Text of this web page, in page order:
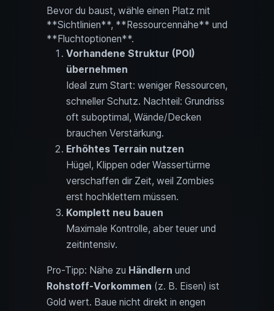
Bevor du baust, wähle einen Platz mit
**Sichtlinien**, **Ressourcennähe** und
**Fluchtoptionen**.
Vorhandene Struktur (POI)
übernehmen
Ideal zum Start: weniger Ressourcen,
schneller Schutz. Nachteil: Grundriss
oft suboptimal, Wände/Decken
brauchen Verstärkung.
Erhöhtes Terrain nutzen
Hügel, Klippen oder Wassertürme
verschaffen dir Zeit, weil Zombies
erst hochklettern müssen.
Komplett neu bauen
Maximale Kontrolle, aber teuer und
zeitintensiv.
Pro-Tipp: Nähe zu Händlern und
Rohstoff-Vorkommen (z. B. Eisen) ist
Gold wert. Baue nicht direkt in engen